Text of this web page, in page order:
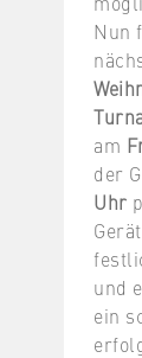
Nun
am
der
Uhr
und
ein